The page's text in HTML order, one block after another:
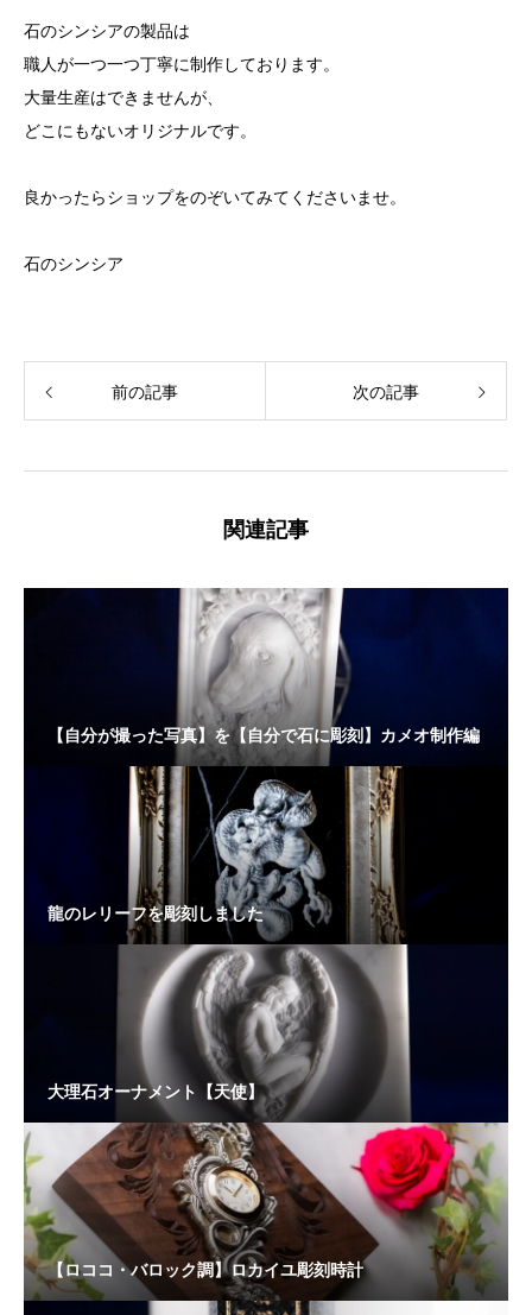
石のシンシアの製品は
職人が一つ一つ丁寧に制作しております。
大量生産はできませんが、
どこにもないオリジナルです。
良かったらショップをのぞいてみてくださいませ。
石のシンシア
前の記事 次の記事
関連記事
【自分が撮った写真】を【自分で石に彫刻】カメオ制作編
龍のレリーフを彫刻しました
大理石オーナメント【天使】
【ロココ・バロック調】ロカイユ彫刻時計